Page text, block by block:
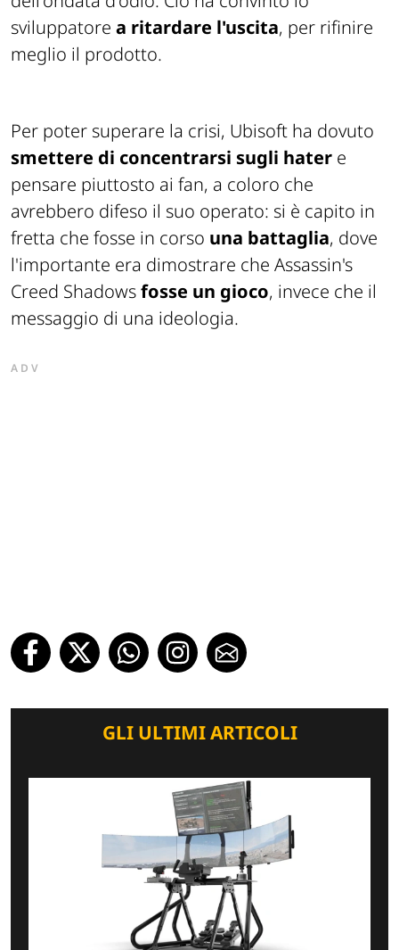
sviluppatore a ritardare l'uscita, per rifinire
meglio il prodotto.
Per poter superare la crisi, Ubisoft ha dovuto
smettere di concentrarsi sugli hater e
pensare piuttosto ai fan, a coloro che
avrebbero difeso il suo operato: si è capito in
fretta che fosse in corso una battaglia, dove
l'importante era dimostrare che Assassin's
Creed Shadowsfosse un gioco, invece che il
messaggio di una ideologia.
ADV
GLI ULTIMI ARTICOLI